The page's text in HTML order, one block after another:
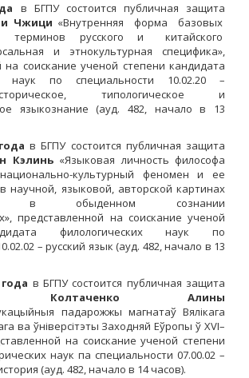
в БГПУ состоится публичная защита
Чжици «Внутренняя форма базовых
терминов русского и китайского
и этнокультурная специфика»,
на соискание ученой степени кандидата
наук по специальности 10.02.20 –
историческое, типологическое и
языкознание (ауд. 482, начало в 13
в БГПУ состоится публичная защита
Кэлинь«Языковая личность философа
культурный феномен и ее
научной, языковой, авторской картинах
обыденном сознании
представленной на соискание ученой
филологических наук по
– русский язык (ауд. 482, начало в 13
в БГПУ состоится публичная защита
Колтаченко Алины
падарожжы магнатаў Вялікага
ва ўніверсітэты Заходняй Еўропы ў XVI–
на соискание ученой степени
наук па специальности 07.00.02 –
(ауд. 482, начало в 14 часов).